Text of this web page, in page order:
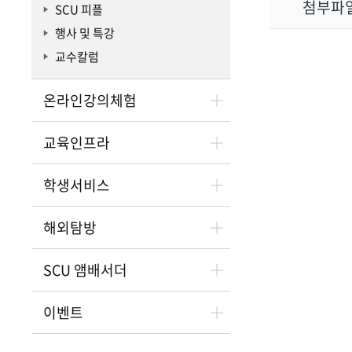
SCU 피플
행사 및 특강
교수칼럼
온라인강의체험
교육인프라
학생서비스
해외탐방
SCU 앰배서더
이벤트
첨부파